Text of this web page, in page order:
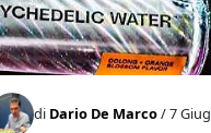
di Dario De Marco/ 7